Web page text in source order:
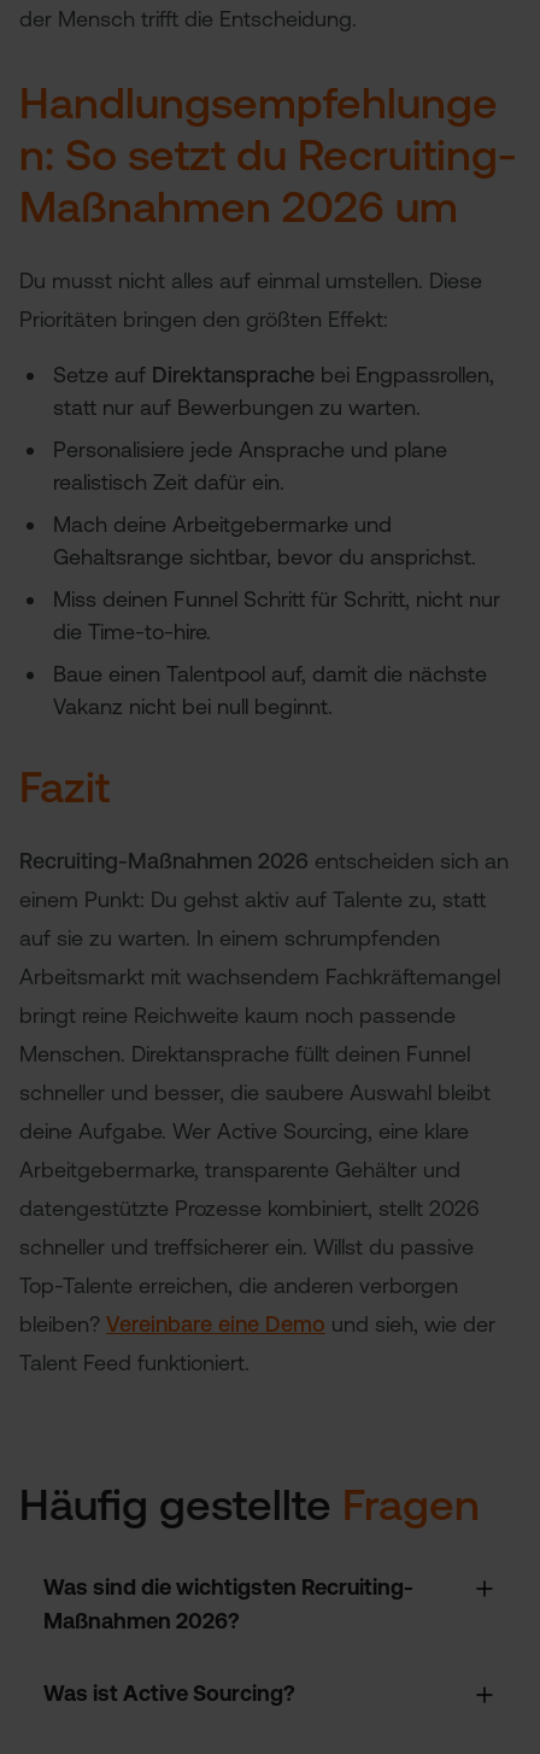
der Mensch trifft die Entscheidung.
Handlungsempfehlunge
n: So setzt du Recruiting-
Maßnahmen 2026 um
Du musst nicht alles auf einmal umstellen. Diese
Prioritäten bringen den größten Effekt:
Setze auf Direktansprache bei Engpassrollen,
statt nur auf Bewerbungen zu warten.
Personalisiere jede Ansprache und plane
realistisch Zeit dafür ein.
Mach deine Arbeitgebermarke und
Gehaltsrange sichtbar, bevor du ansprichst.
Miss deinen Funnel Schritt für Schritt, nicht nur
die Time-to-hire.
Baue einen Talentpool auf, damit die nächste
Vakanz nicht bei null beginnt.
Fazit
Recruiting-Maßnahmen 2026 entscheiden sich an
einem Punkt: Du gehst aktiv auf Talente zu, statt
auf sie zu warten. In einem schrumpfenden
Arbeitsmarkt mit wachsendem Fachkräftemangel
bringt reine Reichweite kaum noch passende
Menschen. Direktansprache füllt deinen Funnel
schneller und besser, die saubere Auswahl bleibt
deine Aufgabe. Wer Active Sourcing, eine klare
Arbeitgebermarke, transparente Gehälter und
datengestützte Prozesse kombiniert, stellt 2026
schneller und treffsicherer ein. Willst du passive
Top-Talente erreichen, die anderen verborgen
bleiben? Vereinbare eine Demo und sieh, wie der
Talent Feed funktioniert.
Häufig gestellte Fragen
Was sind die wichtigsten Recruiting-
Maßnahmen 2026?
Active Sourcing, Job Matching, Employer Branding,
Was ist Active Sourcing?